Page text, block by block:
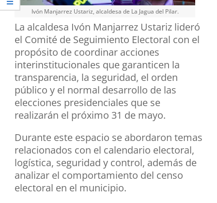
Ivón Manjarrez Ustariz, alcaldesa de La Jagua del Pilar.
La alcaldesa Ivón Manjarrez Ustariz lideró
el Comité de Seguimiento Electoral con el
propósito de coordinar acciones
interinstitucionales que garanticen la
transparencia, la seguridad, el orden
público y el normal desarrollo de las
elecciones presidenciales que se
realizarán el próximo 31 de mayo.
Durante este espacio se abordaron temas
relacionados con el calendario electoral,
logística, seguridad y control, además de
analizar el comportamiento del censo
electoral en el municipio.